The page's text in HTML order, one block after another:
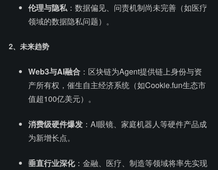
伦理与隐私：数据偏见、问责机制尚未完善（如医疗
领域的数据隐私问题）。
2、未来趋势
Web3与AI融合 ：区块链为Agent提供链上身份与资
产所有权，催生自主经济系统（如Cookie.fun生态市
值超100亿美元）。
消费级硬件爆发 ：AI眼镜、家庭机器人等硬件产品成
为新增长点。
垂直行业深化：金融、医疗、制造等领域将率先实现